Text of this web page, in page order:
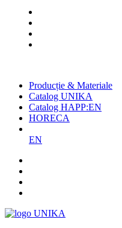
Producție & Materiale
Catalog UNIKA
Catalog HAPP:EN
HORECA
EN